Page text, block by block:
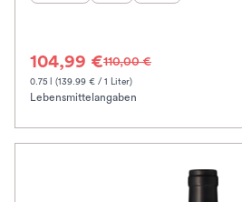
104,99 €110,00 €
0.75 l (139.99 € / 1 Liter)
Lebensmittelangaben